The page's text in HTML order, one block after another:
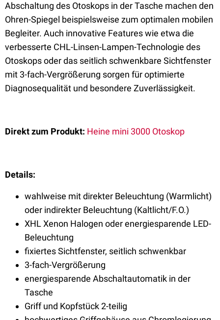
Abschaltung des Otoskops in der Tasche machen den
Ohren-Spiegel beispielsweise zum optimalen mobilen
Begleiter. Auch innovative Features wie etwa die
verbesserte CHL-Linsen-Lampen-Technologie des
Otoskops oder das seitlich schwenkbare Sichtfenster
mit 3-fach-Vergrößerung sorgen für optimierte
Diagnosequalität und besondere Zuverlässigkeit.
Direkt zum Produkt: Heine mini 3000 Otoskop
Details:
wahlweise mit direkter Beleuchtung (Warmlicht)
oder indirekter Beleuchtung (Kaltlicht/F.O.)
XHL Xenon Halogen oder energiesparende LED-
Beleuchtung
fixiertes Sichtfenster, seitlich schwenkbar
3-fach-Vergrößerung
energiesparende Abschaltautomatik in der
Tasche
Griff und Kopfstück 2-teilig